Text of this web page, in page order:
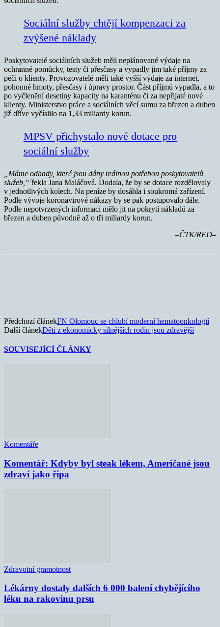
Sociální služby chtějí kompenzaci za
zvýšené náklady
Poskytovatelé sociálních služeb měli neplánované výdaje na
ochranné pomůcky, testy či přesčasy a vypadly jim také příjmy za
péči o klienty. Provozovatelé měli také vyšší výdaje za internet,
pohonné hmoty, přesčasy i úpravy prostor. Část příjmů vypadla, a to
po vyčlenění desetiny kapacity na karanténu či za nepřijaté nové
klienty. Ministerstvo práce a sociálních věcí sumu za březen a duben
již dříve vyčíslilo na 1,33 miliardy korun.
MPSV přichystalo nové dotace pro
sociální služby
„Máme odhady, které jsou dány reálnou potřebou poskytovatelů
služeb,“ řekla Jana Maláčová. Dodala, že by se dotace rozdělovaly
v jednotlivých kolech. Na peníze by dosáhla i soukromá zařízení.
Podle vývoje koronavirové nákazy by se pak postupovalo dále.
Podle nepotvrzených informací mělo jít na pokrytí nákladů za
březen a duben původně až o tři miliardy korun.
–ČTK/RED–
Předchozí článekFN Olomouc se chlubí moderní hematoonkologií
Další článekDěti z ekonomicky silnějších rodin jsou zdravější
SOUVISEJÍCÍ ČLÁNKY
Komentáře
Komentář: Kdyby byl steak lékem, Američané jsou
zdraví jako řípa
Zdravotní gramotnost
Lékárny dostaly dalších 6 000 balení chybějícího
léku na rakovinu prsu